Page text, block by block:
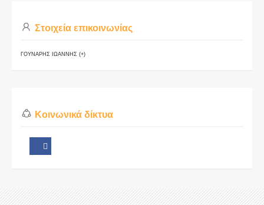
Στοιχεία επικοινωνίας
ΓΟΥΝΑΡΗΣ ΙΩΑΝΝΗΣ (+)
Κοινωνικά δίκτυα